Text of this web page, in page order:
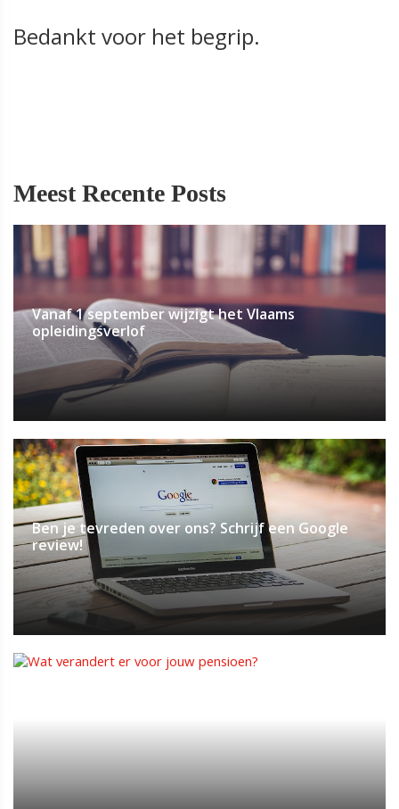
Bedankt voor het begrip.
Meest Recente Posts
Vanaf 1 september wijzigt het Vlaams
opleidingsverlof
Ben je tevreden over ons? Schrijf een Google
review!